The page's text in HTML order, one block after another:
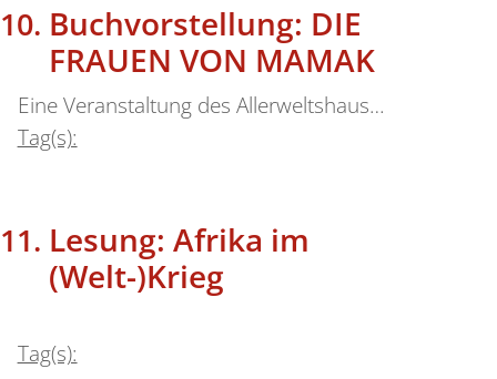
Buchvorstellung: DIE
FRAUEN VON MAMAK
Eine Veranstaltung des Allerweltshaus…
Tag(s):
Lesung: Afrika im
(Welt-)Krieg
Tag(s):